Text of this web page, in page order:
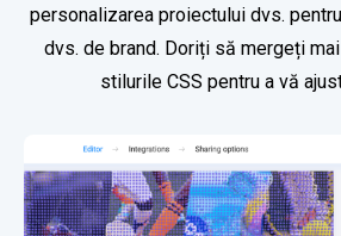
personalizarea proiectului dvs.
dvs. de brand. Doriți să mergeți
stilurile CSS pentru a vă